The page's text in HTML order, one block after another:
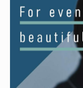
奈良県生
ポイントは